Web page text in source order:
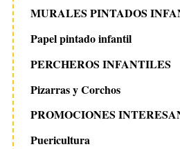
MURALES PINTADOS
Papel pintado infantil
PERCHEROS INFANTILES
Pizarras y Corchos
PROMOCIONES
Puericultura